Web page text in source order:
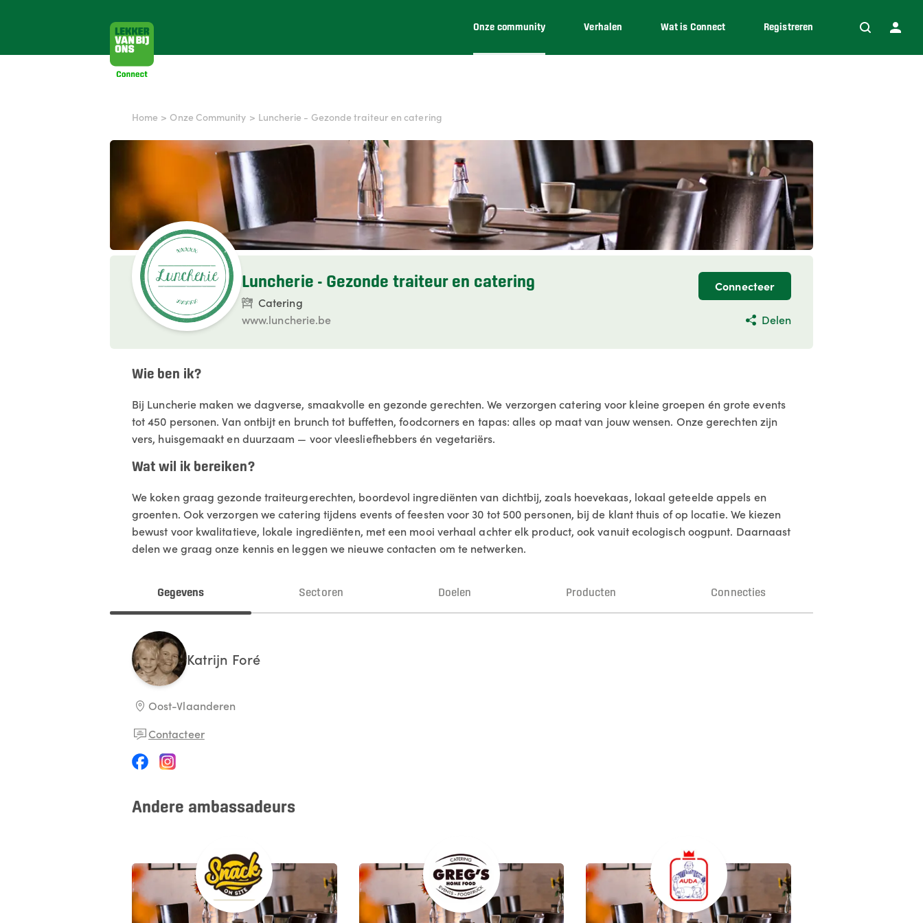
Onze community Verhalen Wat is Connect Registreren
Home > Onze Community > Luncherie - Gezonde traiteur en catering
Luncherie - Gezonde traiteur en catering
Catering
www.luncherie.be
Connecteer
Delen
Wie ben ik?
Bij Luncherie maken we dagverse, smaakvolle en gezonde gerechten. We verzorgen catering voor kleine groepen én grote events
tot 450 personen. Van ontbijt en brunch tot buffetten, foodcorners en tapas: alles op maat van jouw wensen. Onze gerechten zijn
vers, huisgemaakt en duurzaam — voor vleesliefhebbers én vegetariërs.
Wat wil ik bereiken?
We koken graag gezonde traiteurgerechten, boordevol ingrediënten van dichtbij, zoals hoevekaas, lokaal geteelde appels en
groenten. Ook verzorgen we catering tijdens events of feesten voor 30 tot 500 personen, bij de klant thuis of op locatie. We kiezen
bewust voor kwalitatieve, lokale ingrediënten, met een mooi verhaal achter elk product, ook vanuit ecologisch oogpunt. Daarnaast
delen we graag onze kennis en leggen we nieuwe contacten om te netwerken.
Gegevens Sectoren Doelen Producten Connecties
Katrijn Foré
Oost-Vlaanderen
Contacteer
Andere ambassadeurs